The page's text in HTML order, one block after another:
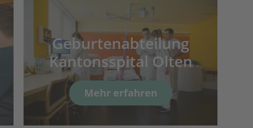
Geburtenabteilung
Kantonsspital Olten
Mehr erfahren